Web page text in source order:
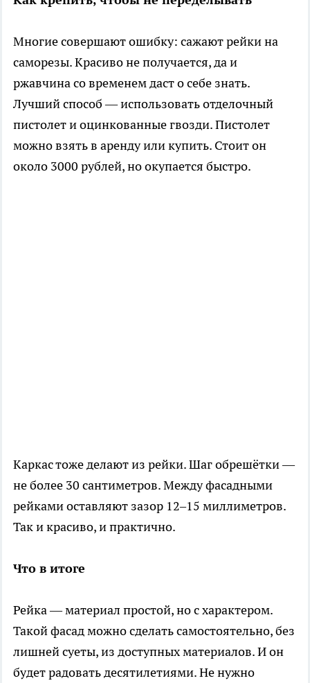
Многие совершают ошибку: сажают рейки на
саморезы. Красиво не получается, да и
ржавчина со временем даст о себе знать.
Лучший способ — использовать отделочный
пистолет и оцинкованные гвозди. Пистолет
можно взять в аренду или купить. Стоит он
около 3000 рублей, но окупается быстро.
Каркас тоже делают из рейки. Шаг обрешётки —
не более 30 сантиметров. Между фасадными
рейками оставляют зазор 12–15 миллиметров.
Так и красиво, и практично.
Что в итоге
Рейка — материал простой, но с характером.
Такой фасад можно сделать самостоятельно, без
лишней суеты, из доступных материалов. И он
будет радовать десятилетиями. Не нужно